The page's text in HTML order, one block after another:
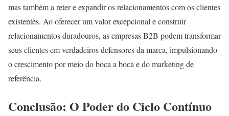
mas também a reter e expandir os relacionamentos com os clientes
existentes. Ao oferecer um valor excepcional e construir
relacionamentos duradouros, as empresas B2B podem transformar
seus clientes em verdadeiros defensores da marca, impulsionando
o crescimento por meio do boca a boca e do marketing de
referência.
Conclusão: O Poder do Ciclo Contínuo